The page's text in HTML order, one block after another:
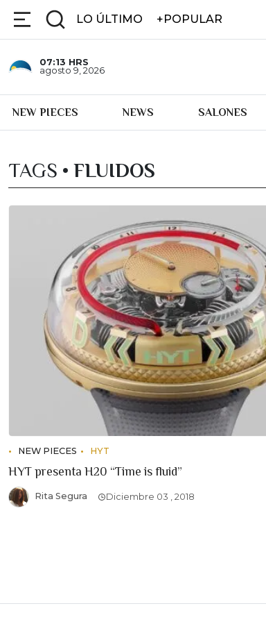
LO ÚLTIMO +POPULAR
07:13 HRS
agosto 9, 2026
NEW PIECES NEWS SALONES
TAGS • FLUIDOS
NEW PIECES HYT
HYT presenta H20 “Time is fluid”
Rita Segura Diciembre 03 , 2018